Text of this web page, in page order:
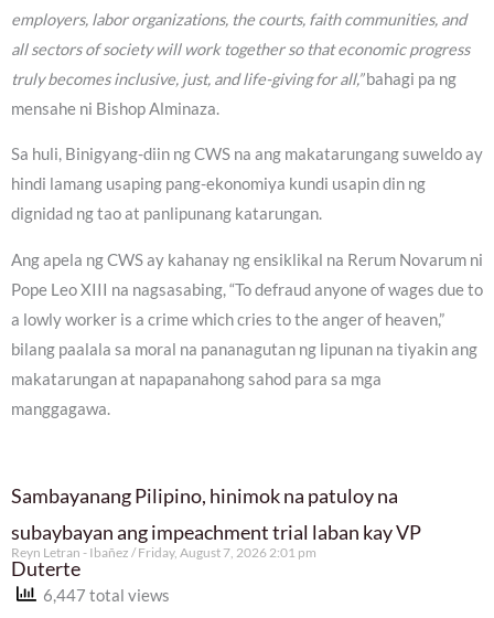
employers, labor organizations, the courts, faith communities, and
all sectors of society will work together so that economic progress
truly becomes inclusive, just, and life-giving for all,”bahagi pa ng
mensahe ni Bishop Alminaza.
Sa huli, Binigyang-diin ng CWS na ang makatarungang suweldo ay
hindi lamang usaping pang-ekonomiya kundi usapin din ng
dignidad ng tao at panlipunang katarungan.
Ang apela ng CWS ay kahanay ng ensiklikal na Rerum Novarum ni
Pope Leo XIII na nagsasabing, “To defraud anyone of wages due to
a lowly worker is a crime which cries to the anger of heaven,”
bilang paalala sa moral na pananagutan ng lipunan na tiyakin ang
makatarungan at napapanahong sahod para sa mga
manggagawa.
Sambayanang Pilipino, hinimok na patuloy na
subaybayan ang impeachment trial laban kay VP
Duterte
Reyn Letran - Ibañez Friday, August 7, 2026 2:01 pm
6,447 total views